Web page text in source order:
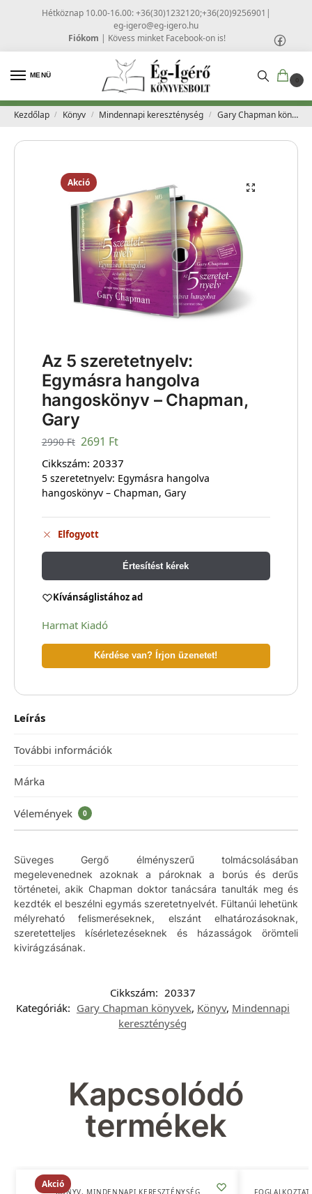
Hétköznap 10.00-16.00: +36(30)1232120;+36(20)9256901 |
eg-igero@eg-igero.hu
Fiókom | Kövess minket Facebook-on is!
MENÜ
0
Kezdőlap / Könyv / Mindennapi kereszténység / Gary Chapman könyvek
Akció
Az 5 szeretetnyelv:
Egymásra hangolva
hangoskönyv – Chapman,
Gary
2990Ft 2691 Ft
Cikkszám: 20337
5 szeretetnyelv: Egymásra hangolva
hangoskönyv – Chapman, Gary
Elfogyott
Értesítést kérek
Kívánságlistához ad
Harmat Kiadó
Kérdése van? Írjon üzenetet!
Leírás
További információk
Márka
Vélemények 0
Süveges Gergő élményszerű tolmácsolásában
megelevenednek azoknak a pároknak a borús és derűs
történetei, akik Chapman doktor tanácsára tanulták meg és
kezdték el beszélni egymás szeretetnyelvét. Fültanúi lehetünk
mélyreható felismeréseknek, elszánt elhatározásoknak,
szeretetteljes kísérletezéseknek és házasságok örömteli
kivirágzásának.
Cikkszám: 20337
Kategóriák: Gary Chapman könyvek, Könyv, Mindennapi
kereszténység
Kapcsolódó
termékek
Akció
KÖNYV, MINDENNAPI KERESZTÉNYSÉG